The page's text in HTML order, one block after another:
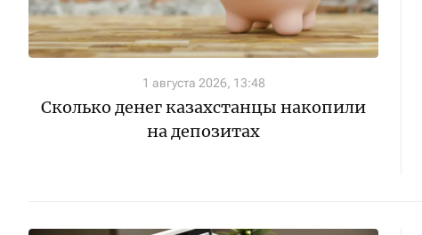
1 августа 2026, 13:48
Сколько денег казахстанцы накопили
на депозитах